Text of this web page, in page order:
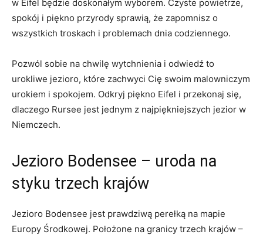
w Eifel będzie doskonałym wyborem. Czyste powietrze,
spokój i piękno przyrody sprawią, że zapomnisz o
wszystkich troskach i problemach‍ dnia codziennego.
Pozwól sobie na chwilę wytchnienia​ i odwiedź to
urokliwe jezioro, które zachwyci Cię swoim malowniczym
urokiem i spokojem. Odkryj piękno Eifel i przekonaj się,
dlaczego Rursee jest jednym z najpiękniejszych jezior w
Niemczech.
Jezioro Bodensee​ – uroda na
styku trzech krajów
Jezioro Bodensee jest prawdziwą perełką na mapie
Europy Środkowej. Położone na granicy trzech krajów –